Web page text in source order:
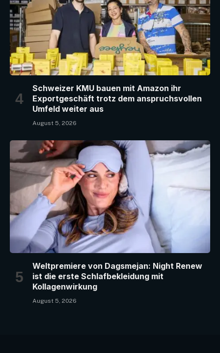
Schweizer KMU bauen mit Amazon ihr
Exportgeschäft trotz dem anspruchsvollen
Umfeld weiter aus
August 5, 2026
Weltpremiere von Dagsmejan: Night Renew
ist die erste Schlafbekleidung mit
Kollagenwirkung
August 5, 2026